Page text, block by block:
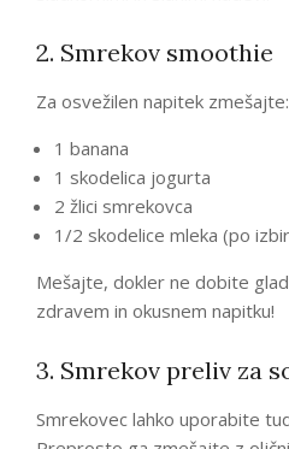
2. Smrekov smoothie
Za osvežilen napitek zmešajte:
1 banana
1 skodelica jogurta
2 žlici smrekovca
1/2 skodelice mleka (po
Mešajte, dokler ne dobite
zdravem in okusnem napitku!
3. Smrekov preliv za
Smrekovec lahko uporabite